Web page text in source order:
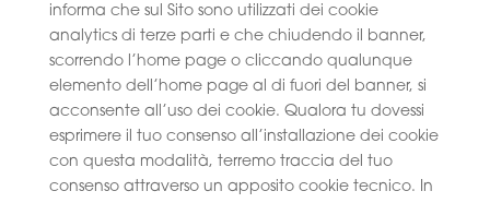
informa che sul Sito sono utilizzati dei cookie
analytics di terze parti e che chiudendo il banner,
scorrendo l’home page o cliccando qualunque
elemento dell’home page al di fuori del banner, si
acconsente all’uso dei cookie. Qualora tu dovessi
esprimere il tuo consenso all’installazione dei cookie
con questa modalità, terremo traccia del tuo
consenso attraverso un apposito cookie tecnico. In